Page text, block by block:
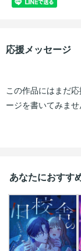
応援メッセージ
この作品にはまだ
ージを書いてみませ
あなたにおすす